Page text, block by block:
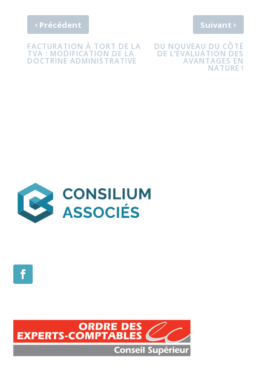
‹Précédent
FACTURATION À TORT DE LA
TVA : MODIFICATION DE LA
DOCTRINE ADMINISTRATIVE
Suivant›
DU NOUVEAU DU CÔTÉ
DE L’ÉVALUATION DES
AVANTAGES EN
NATURE !